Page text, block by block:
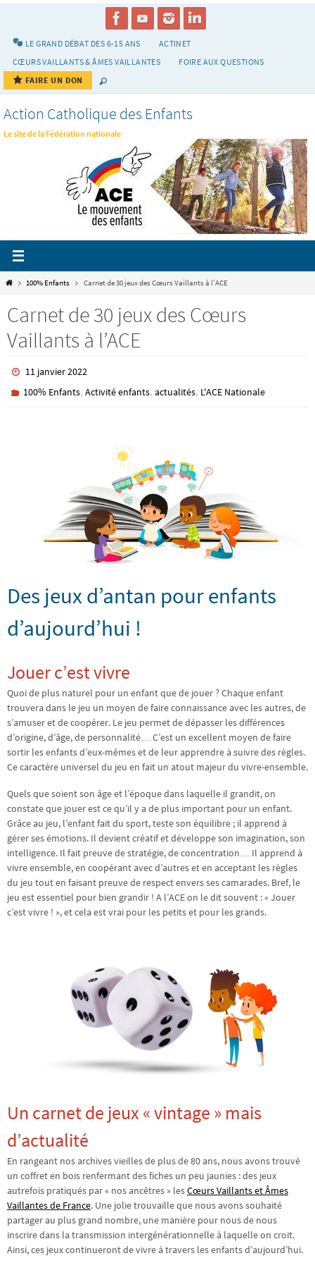
LE GRAND DÉBAT DES 6-15 ANS
ACTINET
CŒURS VAILLANTS & ÂMES VAILLANTES
FOIRE AUX QUESTIONS
FAIRE UN DON
Action Catholique des Enfants
Le site de la Fédération nationale
Home100% Enfants Carnet de 30 jeux des Cœurs Vaillants à l’ACE
Carnet de 30 jeux des Cœurs
Vaillants à l’ACE
11 janvier 2022
100% Enfants,Activité enfants,actualités, L'ACE Nationale
Des jeux d’antan pour enfants
d’aujourd’hui !
Jouer c’est vivre
Quoi de plus naturel pour un enfant que de jouer ? Chaque enfant
trouvera dans le jeu un moyen de faire connaissance avec les autres, de
s’amuser et de coopérer. Le jeu permet de dépasser les différences
d’origine, d’âge, de personnalité… C’est un excellent moyen de faire
sortir les enfants d’eux-mêmes et de leur apprendre à suivre des règles.
Ce caractère universel du jeu en fait un atout majeur du vivre-ensemble.
Quels que soient son âge et l’époque dans laquelle il grandit, on
constate que jouer est ce qu’il y a de plus important pour un enfant.
Grâce au jeu, l’enfant fait du sport, teste son équilibre ; il apprend à
gérer ses émotions. Il devient créatif et développe son imagination, son
intelligence. Il fait preuve de stratégie, de concentration… Il apprend à
vivre ensemble, en coopérant avec d’autres et en acceptant les règles
du jeu tout en faisant preuve de respect envers ses camarades. Bref, le
jeu est essentiel pour bien grandir ! A l’ACE on le dit souvent : « Jouer
c’est vivre ! », et cela est vrai pour les petits et pour les grands.
Un carnet de jeux « vintage » mais
d’actualité
En rangeant nos archives vieilles de plus de 80 ans, nous avons trouvé
un coffret en bois renfermant des fiches un peu jaunies : des jeux
autrefois pratiqués par « nos ancêtres » lesCœurs Vaillants et Âmes
Vaillantes de France. Une jolie trouvaille que nous avons souhaité
partager au plus grand nombre, une manière pour nous de nous
inscrire dans la transmission intergénérationnelle à laquelle on croit.
Ainsi, ces jeux continueront de vivre à travers les enfants d’aujourd’hui.